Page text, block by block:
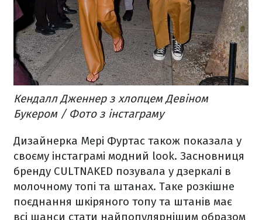
Кендалл Дженнер з хлопцем Девіном
Букером / Фото з інстаграму
Дизайнерка Мері Фуртас також показала у
своєму інстаграмі модний look. Засновниця
бренду CULTNAKED позувала у дзеркалі в
молочному топі та штанах. Таке розкішне
поєднання шкіряного топу та штанів має
всі шанси стати найпопулярнішим образом